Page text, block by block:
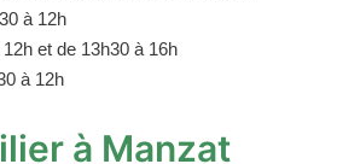
à 12h
et de 13h30 à 16h
à 12h
à Manzat